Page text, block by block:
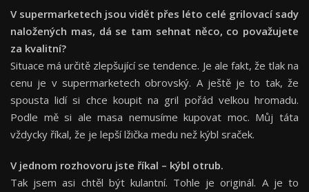
V supermarketech jsou vidět přes léto celé grilovací sady
naložených mas, dá se tam sehnat něco, co považujete
za kvalitní?
Situace má určitě zlepšující se tendence. Je ale fakt, že tlak na
cenu je v supermarketech obrovský. A ještě je to tak, že
spousta lidí si chce koupit na gril pořád velkou hromadu.
Podle mě si ale masa nemusíme kupovat moc. Můj táta
vždycky říkal, že je lepší lžička medu než kýbl sraček.
V jednom rozhovoru jste říkal – kýbl otrub.
Tak jsem asi chtěl být kulantní. Tohle je originál. A je to